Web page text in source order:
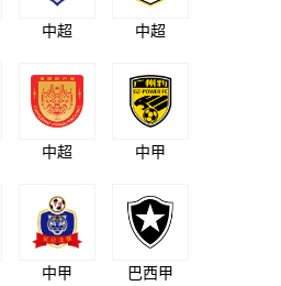
中超 中超
中超 中甲
中甲 巴西甲